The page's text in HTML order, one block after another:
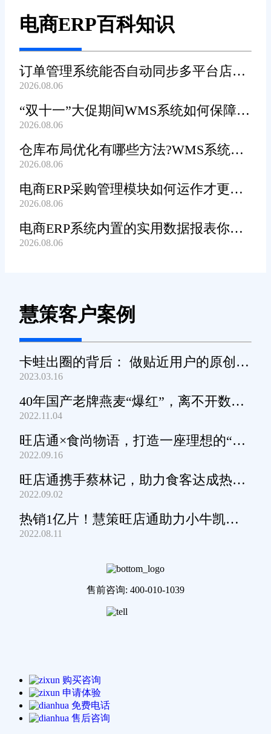
电商ERP百科知识
订单管理系统能否自动同步多平台店铺
订单?
2026.08.06
“双十一”大促期间WMS系统如何保障发
货效率?
2026.08.06
仓库布局优化有哪些方法?WMS系统能
辅助规划吗?
2026.08.06
电商ERP采购管理模块如何运作才更加
高效顺畅?
2026.08.06
电商ERP系统内置的实用数据报表你都
知道哪些?
2026.08.06
慧策客户案例
卡蛙出圈的背后： 做贴近用户的原创小
家电
2023.03.16
40年国产老牌燕麦“爆红”，离不开数字
化工具的支撑
2022.11.04
旺店通×食尚物语，打造一座理想的“零
食王国”
2022.09.16
旺店通携手蔡林记，助力食客达成热干
面自由
2022.09.02
热销1亿片！慧策旺店通助力小牛凯西
通关家庭牛排圈~
2022.08.11
售前咨询: 400-010-1039
购买咨询
申请体验
免费电话
售后咨询